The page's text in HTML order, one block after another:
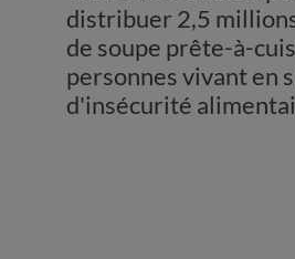
distribuer 2,5
de soupe prête-à-
personnes vivant en
d'insécurité